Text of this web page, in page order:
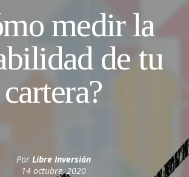
medir la
de tu
cartera?
Por Libre Inversión
14 octubre, 2020